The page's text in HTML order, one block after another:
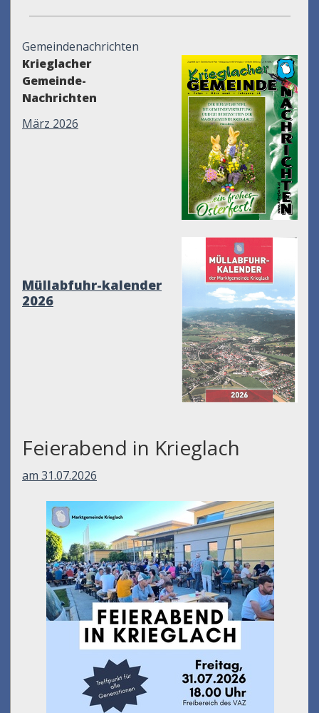
Gemeindenachrichten
Krieglacher
Gemeinde-
Nachrichten
März 2026
Müllabfuhr-kalender
2026
Feierabend in Krieglach
am 31.07.2026